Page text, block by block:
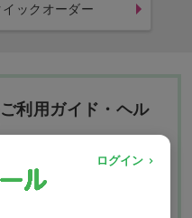
ックオーダー
利用ガイド・ヘル
送料について
ログイン